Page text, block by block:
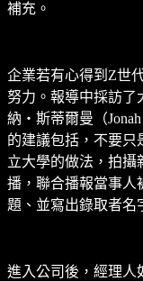
補充。
企業若有心得到Z世
努力。報導中採訪了
納‧斯蒂爾曼（
的建議包括，不要只
立大學的做法，拍攝
播，聯合播報當事人
題、並寫出錄取者名
進入公司後，經理人